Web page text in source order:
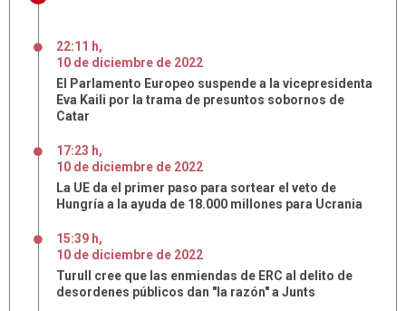
22:11 h,
10 de diciembre de 2022
El Parlamento Europeo suspende a la vicepresidenta
Eva Kaili por la trama de presuntos sobornos de
Catar
17:23 h,
10 de diciembre de 2022
La UE da el primer paso para sortear el veto de
Hungría a la ayuda de 18.000 millones para Ucrania
15:39 h,
10 de diciembre de 2022
Turull cree que las enmiendas de ERC al delito de
desordenes públicos dan "la razón" a Junts